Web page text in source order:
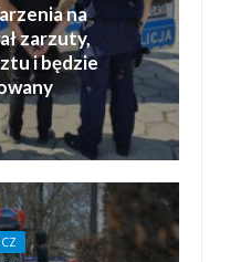
na
zarzuty,
i będzie